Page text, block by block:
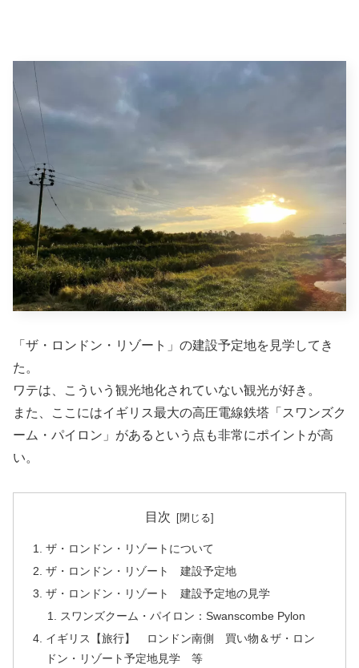
「ザ・ロンドン・リゾート」の建設予定地を見学してき
た。
ワテは、こういう観光地化されていない観光が好き。
また、ここにはイギリス最大の高圧電線鉄塔「スワンズク
ーム・パイロン」があるという点も非常にポイントが高
い。
目次
ザ・ロンドン・リゾートについて
ザ・ロンドン・リゾート 建設予定地
ザ・ロンドン・リゾート 建設予定地の見学
スワンズクーム・パイロン：Swanscombe Pylon
イギリス【旅行】 ロンドン南側 買い物＆ザ・ロン
ドン・リゾート予定地見学 等